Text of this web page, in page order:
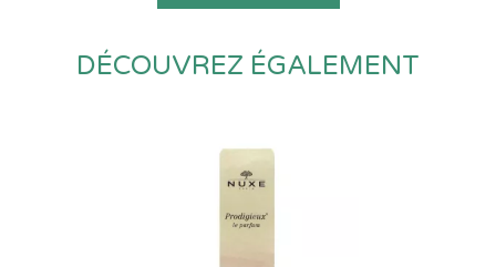
DÉCOUVREZ ÉGALEMENT